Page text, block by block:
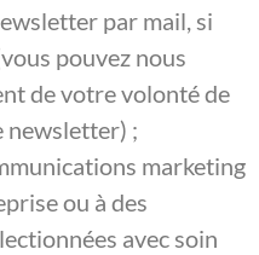
par mail, si
pouvez nous
de votre volonté de
newsletter) ;
marketing
ou à des
avec soin